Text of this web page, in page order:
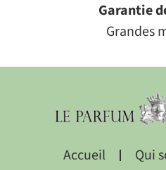
Garantie
Grandes
Accueil
Qui